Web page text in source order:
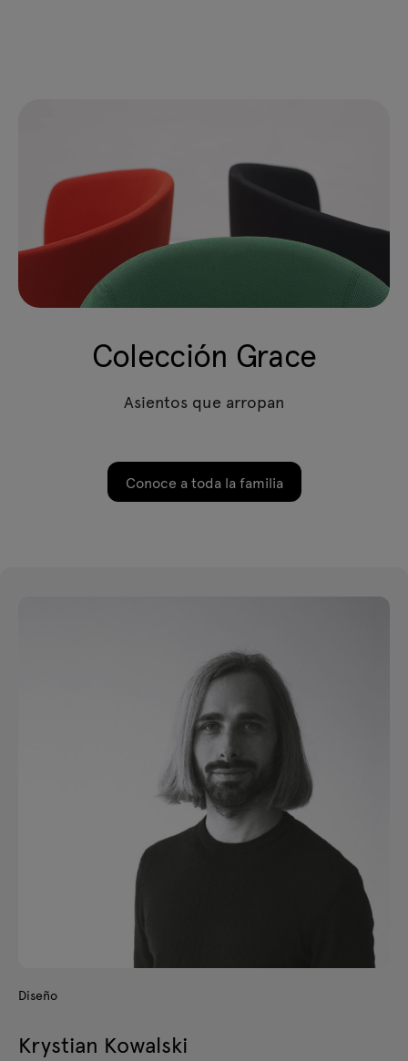
Colección Grace
Asientos que arropan
Conoce a toda la familia
Diseño
Krystian Kowalski